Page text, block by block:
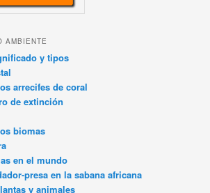
AMBIENTE
y tipos
arrecifes de coral
de extinción
biomas
en el mundo
presa en la sabana africana
y animales